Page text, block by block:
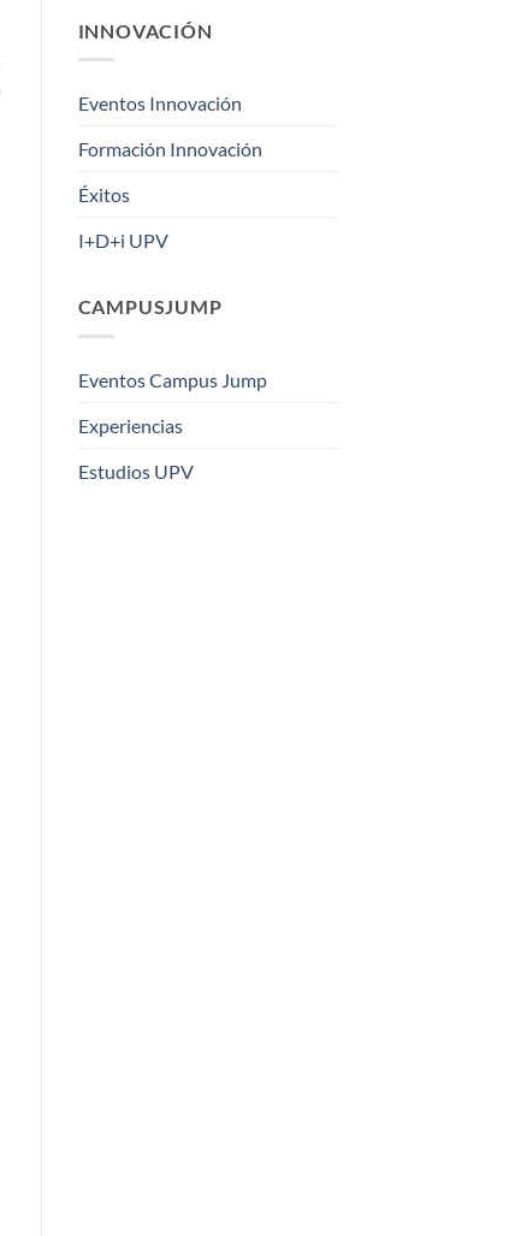
INNOVACIÓN
Eventos Innovación
Formación Innovación
Éxitos
I+D+i UPV
CAMPUSJUMP
Eventos Campus Jump
Experiencias
Estudios UPV